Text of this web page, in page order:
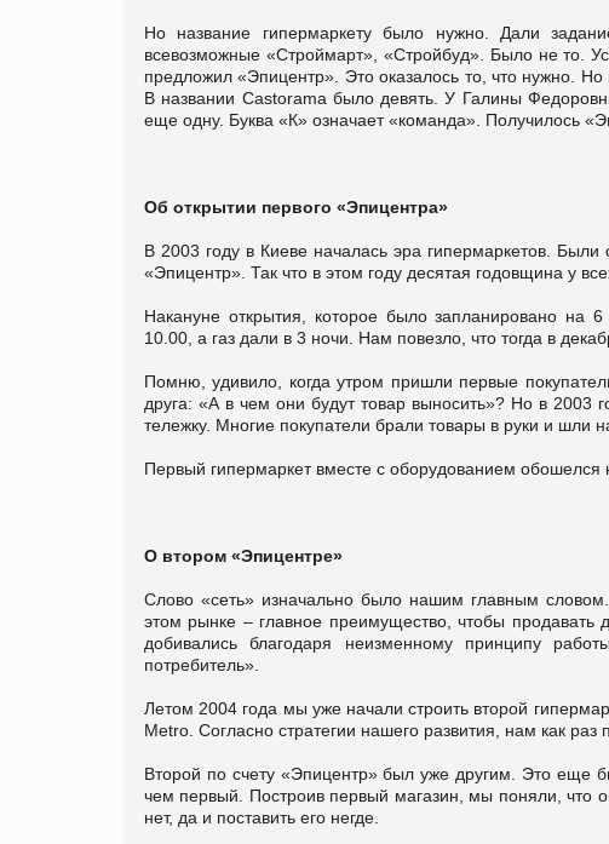
Но название гипермаркету было нужно. Дали
всевозможные «Строймарт», «Стройбуд». Было не то.
предложил «Эпицентр». Это оказалось то, что нужно.
В названии Castorama было девять. У Галины
еще одну. Буква «К» означает «команда». Получилось
Об открытии первого «Эпицентра»
В 2003 году в Киеве началась эра гипермаркетов.
«Эпицентр». Так что в этом году десятая годовщина у
Накануне открытия, которое было запланировано на
10.00, а газ дали в 3 ночи. Нам повезло, что тогда в
Помню, удивило, когда утром пришли первые
друга: «А в чем они будут товар выносить»? Но в
тележку. Многие покупатели брали товары в руки и шли
Первый гипермаркет вместе с оборудованием
О втором «Эпицентре»
Слово «сеть» изначально было нашим главным
этом рынке – главное преимущество, чтобы
добивались благодаря неизменному принципу
потребитель».
Летом 2004 года мы уже начали строить второй
Metro. Согласно стратегии нашего развития, нам как
Второй по счету «Эпицентр» был уже другим. Это еще
чем первый. Построив первый магазин, мы поняли, что
нет, да и поставить его негде.